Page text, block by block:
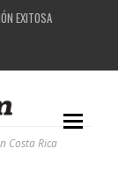
EXITOSA
LA CALIDAD DE
WORKSHOP
Costa Rica